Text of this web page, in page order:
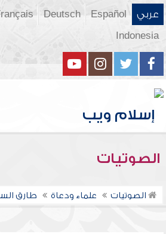
عربي Español
Deutsch
Indonesia
الصوتيات
الصوتيات علماء ودعاة طارق